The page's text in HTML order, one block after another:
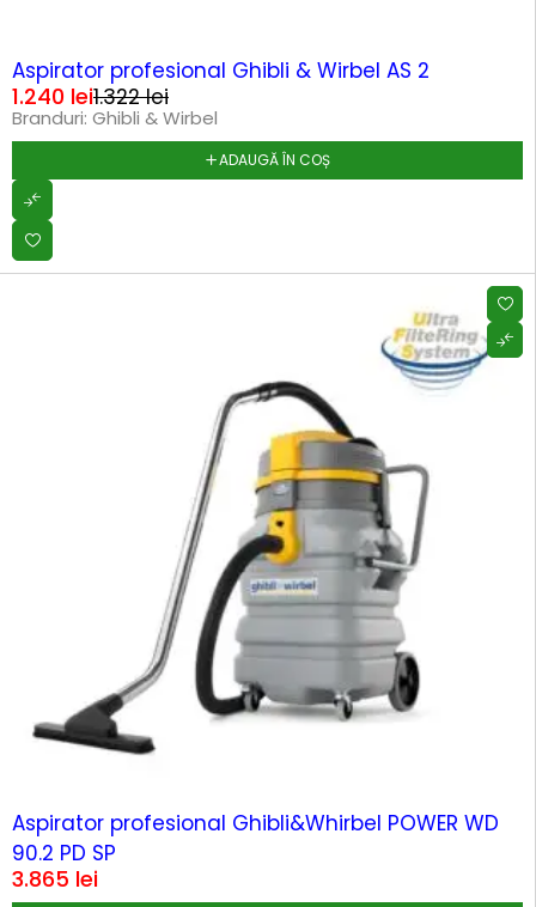
Aspirator profesional Ghibli & Wirbel AS 2
1.322lei
1.240 lei
Branduri: Ghibli & Wirbel
ADAUGĂ ÎN COȘ
Aspirator profesional Ghibli&Whirbel POWER WD
90.2 PD SP
3.865 lei